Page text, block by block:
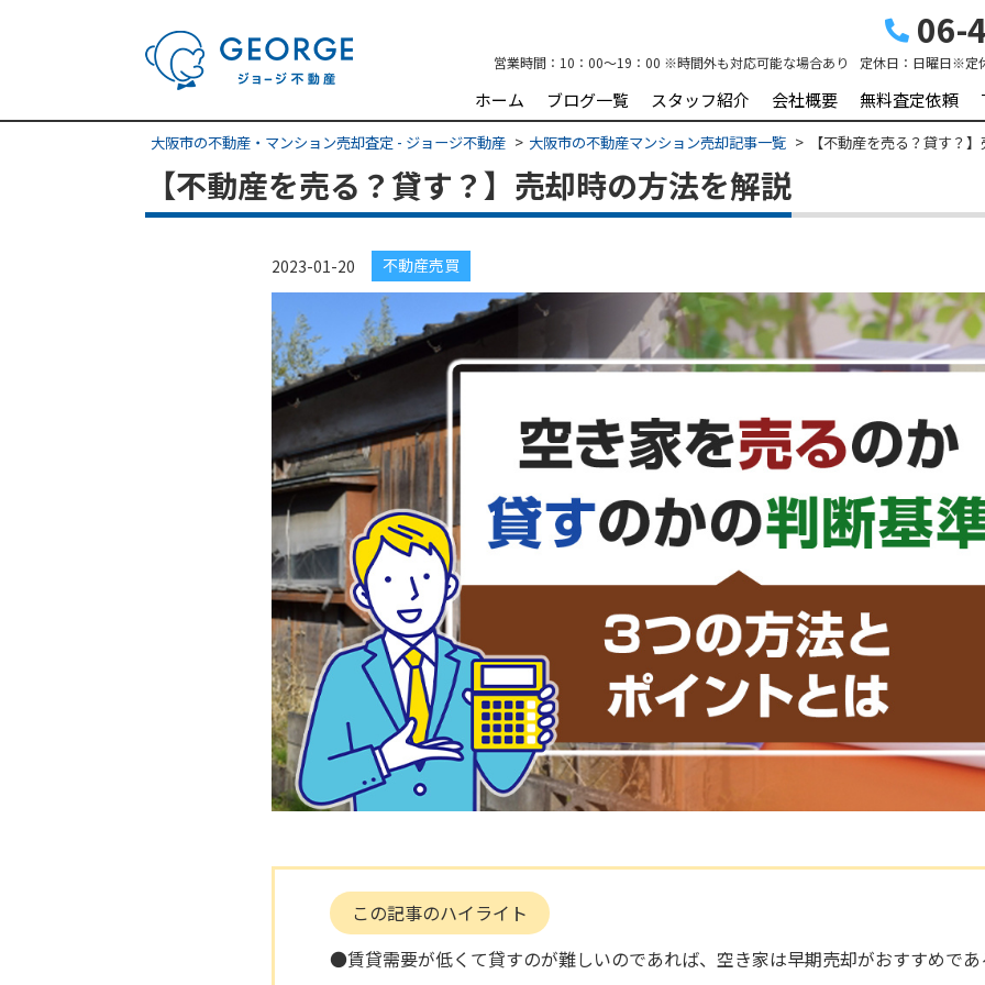
06-
営業時間： 10：00～19：00 ※時間外も対応可能な場合あり 定休日： 日曜日※定
ホーム ブログ一覧 スタッフ紹介 会社概要 無料査定依頼
大阪市の不動産・マンション売却査定 - ジョージ不動産 大阪市の不動産マンション売却記事一覧 【不動産を売る？貸す？
【不動産を売る？貸す？】売却時の方法を解説
2023-01-20 不動産売買
この記事のハイライト
●賃貸需要が低くて貸すのが難しいのであれば、空き家は早期売却がおすすめで